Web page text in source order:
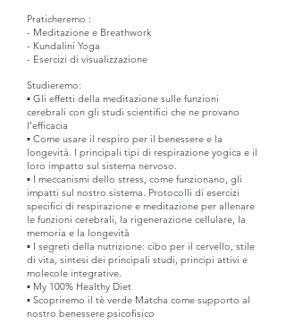
Praticheremo :
- Meditazione e Breathwork
- Kundalini Yoga
- Esercizi di visualizzazione
Studieremo:
▪ Gli effetti della meditazione sulle funzioni
cerebrali con gli studi scientifici che ne provano
l’efficacia
▪ Come usare il respiro per il benessere e la
longevità. I principali tipi di respirazione yogica e il
loro impatto sul sistema nervoso.
▪ I meccanismi dello stress, come funzionano, gli
impatti sul nostro sistema. Protocolli di esercizi
specifici di respirazione e meditazione per allenare
le funzioni cerebrali, la rigenerazione cellulare, la
memoria e la longevità
▪ I segreti della nutrizione: cibo per il cervello, stile
di vita, sintesi dei principali studi, principi attivi e
molecole integrative.
▪ My 100% Healthy Diet
▪ Scopriremo il tè verde Matcha come supporto al
nostro benessere psicofisico